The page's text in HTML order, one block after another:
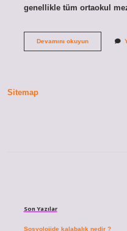
genellikle tüm ortaokul
Devamını okuyunZemin
Sitemap
Son Yazılar
Sosyolojide kalabalık nedir ?